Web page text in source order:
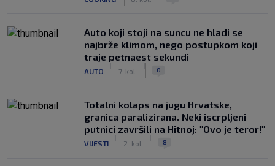
Auto koji stoji na suncu ne hladi se
najbrže klimom, nego postupkom koji
traje petnaest sekundi
AUTO 7. kol. 0
Totalni kolaps na jugu Hrvatske,
granica paralizirana. Neki iscrpljeni
putnici završili na Hitnoj: "Ovo je teror!"
VIJESTI 2. kol. 8